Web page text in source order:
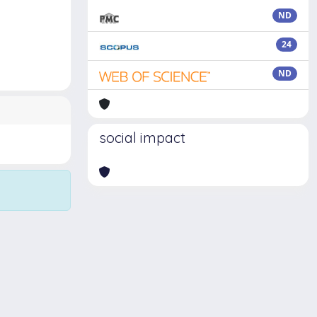
ND
24
ND
social impact